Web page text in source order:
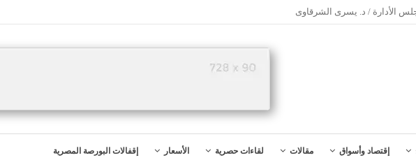
الأدارة / د. يسرى الشرقاوى
إقتصاد وأسواق مقالات لقاءات حصرية الأسعار إقفالات البورصة المصرية